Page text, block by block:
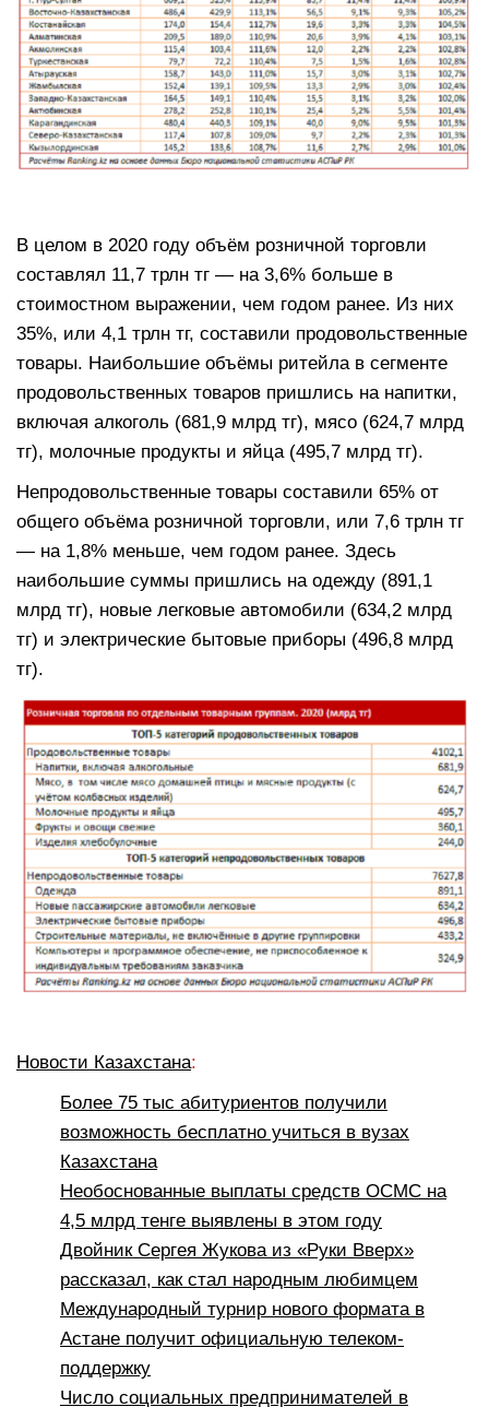
В целом в 2020 году объём розничной торговли
составлял 11,7 трлн тг — на 3,6% больше в
стоимостном выражении, чем годом ранее. Из них
35%, или 4,1 трлн тг, составили продовольственные
товары. Наибольшие объёмы ритейла в сегменте
продовольственных товаров пришлись на напитки,
включая алкоголь (681,9 млрд тг), мясо (624,7 млрд
тг), молочные продукты и яйца (495,7 млрд тг).
Непродовольственные товары составили 65% от
общего объёма розничной торговли, или 7,6 трлн тг
— на 1,8% меньше, чем годом ранее. Здесь
наибольшие суммы пришлись на одежду (891,1
млрд тг), новые легковые автомобили (634,2 млрд
тг) и электрические бытовые приборы (496,8 млрд
тг).
Новости Казахстана:
Более 75 тыс абитуриентов получили
возможность бесплатно учиться в вузах
Казахстана
Необоснованные выплаты средств ОСМС на
4,5 млрд тенге выявлены в этом году
Двойник Сергея Жукова из «Руки Вверх»
рассказал, как стал народным любимцем
Международный турнир нового формата в
Астане получит официальную телеком-
поддержку
Число социальных предпринимателей в